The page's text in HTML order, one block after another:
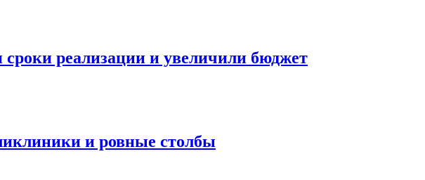
реализации и увеличили бюджет
и ровные столбы